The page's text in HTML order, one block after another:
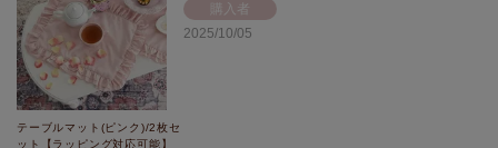
テーブルマット(ピンク)/2枚セ
ット【ラッピング対応可能】
購入者
2025/10/05